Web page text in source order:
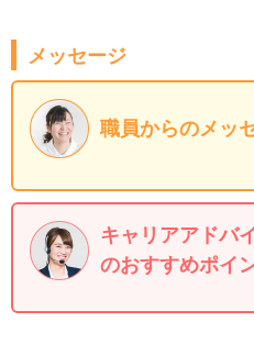
メッセージ
職員からのメッ
キャリアアドバ
のおすすめポイ